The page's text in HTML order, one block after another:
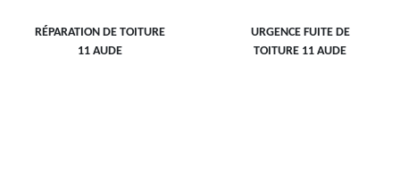
RÉPARATION DE TOITURE
11 AUDE
URGENCE FUITE DE
TOITURE 11 AUDE